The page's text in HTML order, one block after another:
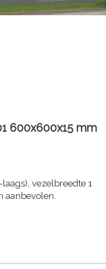
600x600x15 mm
vezelbreedte 1
aanbevolen.